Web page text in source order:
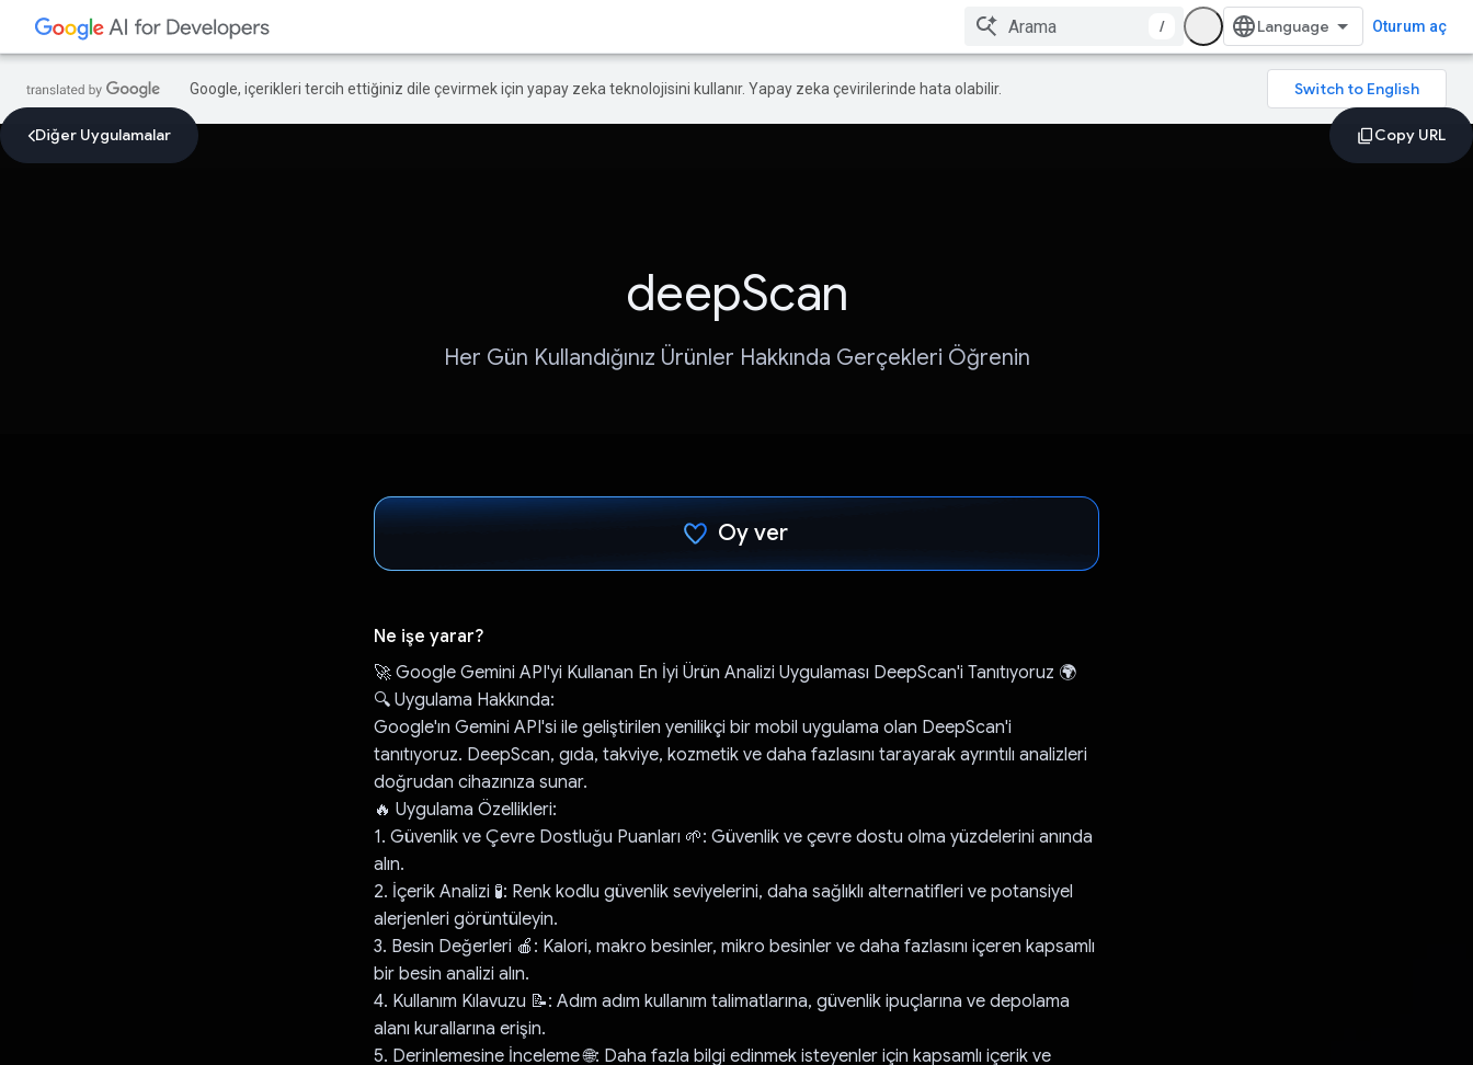
/ Oturum aç
Google, içerikleri tercih ettiğiniz dile çevirmek için yapay zeka teknolojisini kullanır. Yapay zeka çevirilerinde hata olabilir.
Diğer Uygulamalar
deepScan
Her Gün Kullandığınız Ürünler Hakkında Gerçekleri Öğrenin
Oy ver
Ne işe yarar?
🚀 Google Gemini API'yi Kullanan En İyi Ürün Analizi Uygulaması DeepScan'i Tanıtıyoruz 🌍
🔍 Uygulama Hakkında:
Google'ın Gemini API'si ile geliştirilen yenilikçi bir mobil uygulama olan DeepScan'i
tanıtıyoruz. DeepScan, gıda, takviye, kozmetik ve daha fazlasını tarayarak ayrıntılı analizleri
doğrudan cihazınıza sunar.
🔥 Uygulama Özellikleri:
1. Güvenlik ve Çevre Dostluğu Puanları 🌱: Güvenlik ve çevre dostu olma yüzdelerini anında
alın.
2. İçerik Analizi 🧪: Renk kodlu güvenlik seviyelerini, daha sağlıklı alternatifleri ve potansiyel
alerjenleri görüntüleyin.
3. Besin Değerleri 🍎: Kalori, makro besinler, mikro besinler ve daha fazlasını içeren kapsamlı
bir besin analizi alın.
4. Kullanım Kılavuzu 📝: Adım adım kullanım talimatlarına, güvenlik ipuçlarına ve depolama
alanı kurallarına erişin.
5. Derinlemesine İnceleme 🌐: Daha fazla bilgi edinmek isteyenler için kapsamlı içerik ve